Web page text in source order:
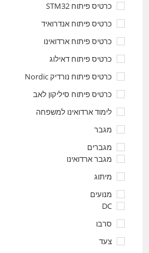
כרטיס פיתוח STM32
כרטיס פיתוח אנדרואיד
כרטיס פיתוח ארדואינו
כרטיס פיתוח דאילוג
כרטיס פיתוח נורדיק Nordic
כרטיס פיתוח סיליקון לאב
לימוד ארדואינו למשפחה
מגבר
מגברים
מגבר ארדואינו
מיתוג
מנועים
DC
סרבו
צעד